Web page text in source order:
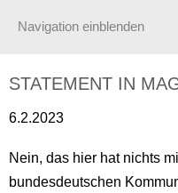
Navigation einblenden
STATEMENT IN
6.2.2023
Nein, das hier hat nichts
bundesdeutschen